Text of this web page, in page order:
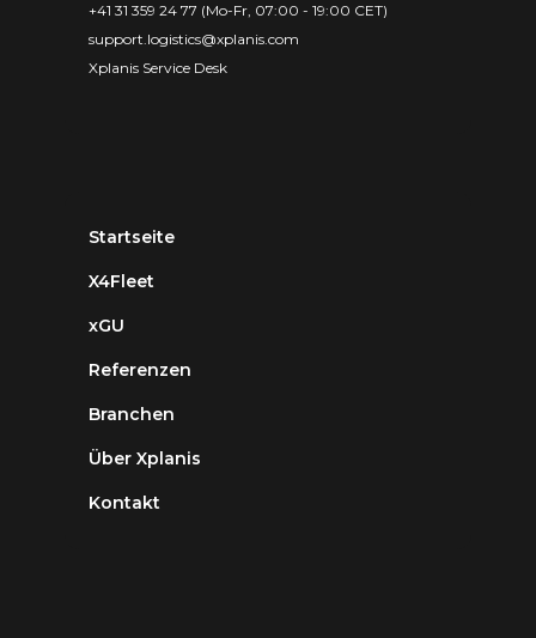
+41 31 359 24 77 (Mo-Fr, 07:00 - 19:00 CET)
support.logistics@xplanis.com
Xplanis Service Desk
Startseite
X4Fleet
xGU
Referenzen
Branchen
Über Xplanis
Kontakt